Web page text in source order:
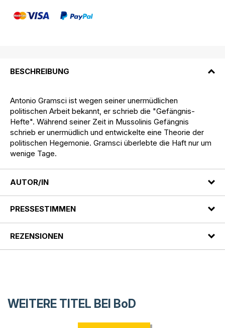
BESCHREIBUNG
Antonio Gramsci ist wegen seiner unermüdlichen
politischen Arbeit bekannt, er schrieb die "Gefängnis-
Hefte". Während seiner Zeit in Mussolinis Gefängnis
schrieb er unermüdlich und entwickelte eine Theorie der
politischen Hegemonie. Gramsci überlebte die Haft nur um
wenige Tage.
AUTOR/IN
PRESSESTIMMEN
REZENSIONEN
WEITERE TITEL BEI BoD